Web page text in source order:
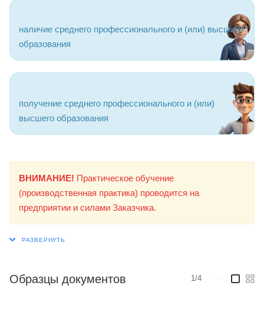
наличие среднего профессионального и (или) высшего
образования
получение среднего профессионального и (или)
высшего образования
ВНИМАНИЕ! Практическое обучение
(производственная практика) проводится на
предприятии и силами Заказчика.
Образцы документов 1/4